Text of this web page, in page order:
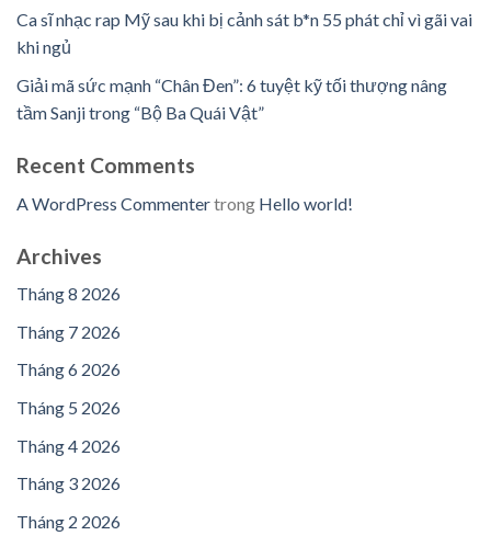
Ca sĩ nhạc rap Mỹ sau khi bị cảnh sát b*n 55 phát chỉ vì gãi vai
khi ngủ
Giải mã sức mạnh “Chân Đen”: 6 tuyệt kỹ tối thượng nâng
tầm Sanji trong “Bộ Ba Quái Vật”
Recent Comments
A WordPress Commentertrong Hello world!
Archives
Tháng 8 2026
Tháng 7 2026
Tháng 6 2026
Tháng 5 2026
Tháng 4 2026
Tháng 3 2026
Tháng 2 2026